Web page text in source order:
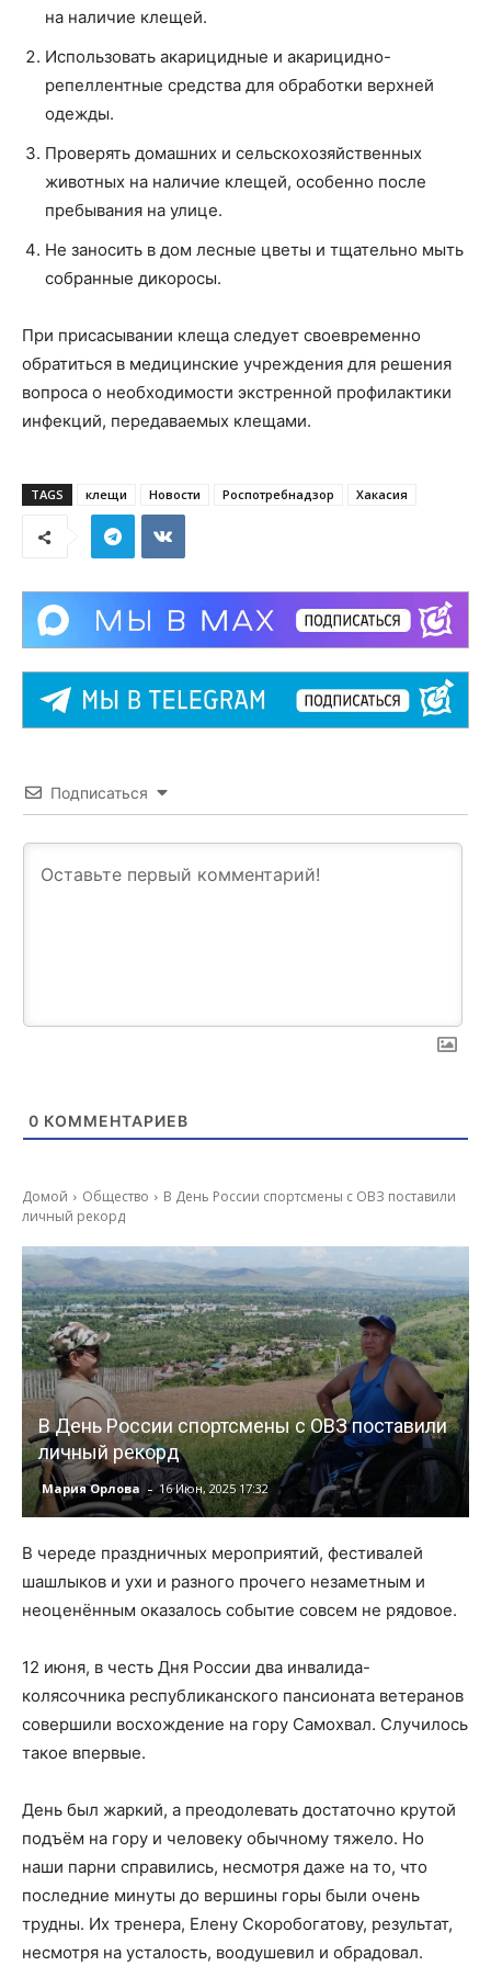
на наличие клещей.
Использовать акарицидные и акарицидно-
репеллентные средства для обработки верхней
одежды.
Проверять домашних и сельскохозяйственных
животных на наличие клещей, особенно после
пребывания на улице.
Не заносить в дом лесные цветы и тщательно мыть
собранные дикоросы.
При присасывании клеща следует своевременно
обратиться в медицинские учреждения для решения
вопроса о необходимости экстренной профилактики
инфекций, передаваемых клещами.
TAGS клещи Новости Роспотребнадзор Хакасия
Подписаться
0 КОММЕНТАРИЕВ